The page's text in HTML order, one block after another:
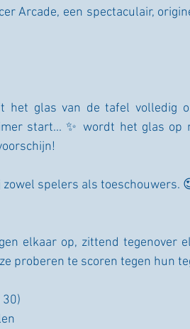
Arcade, een spectaculair,
het glas van de tafel volledig
start... ✨ wordt het glas op
zowel spelers als toeschouwers.
elkaar op, zittend tegenover
proberen te scoren tegen hun